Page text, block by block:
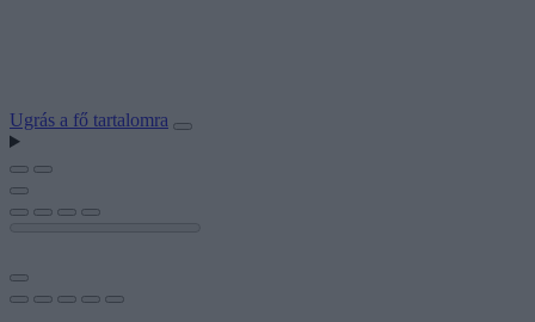
Ugrás a fő tartalomra